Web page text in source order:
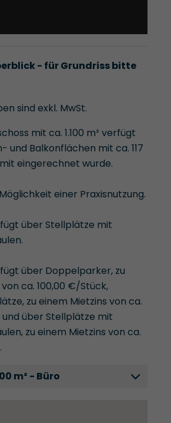
- für Grundriss bitte
sind exkl. MwSt.
mit ca. 1.100 m² verfügt
und Balkonflächen mit ca. 117
eingerechnet wurde.
einer Praxisnutzung.
über Stellplätze mit
über Doppelparker, zu
ca. 100,00 €/Stück,
zu einem Mietzins von ca.
über Stellplätze mit
zu einem Mietzins von ca.
m² - Büro